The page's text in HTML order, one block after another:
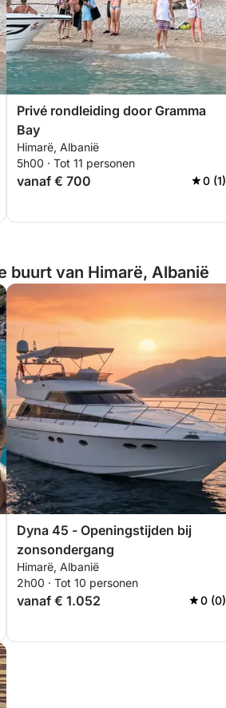
Privé rondleiding door Gramma
Bay
Himarë, Albanië
5h00 · Tot 11 personen
vanaf € 700 0 (1)
buurt van Himarë, Albanië
Dyna 45 - Openingstijden bij
zonsondergang
Himarë, Albanië
2h00 · Tot 10 personen
vanaf € 1.052 0 (0)